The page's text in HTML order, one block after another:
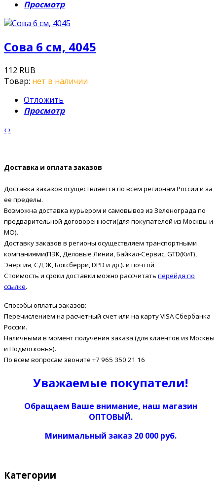
Просмотр
Сова 6 см, 4045
112 RUB
Товар: нет в наличии
Отложить
Просмотр
‹›
Доставка и оплата заказов
Доставка заказов осуществляется по всем регионам России и за
ее пределы.
Возможна доставка курьером и самовывоз из Зеленограда по
предварительной договоренности(для покупателей из Москвы и
МО).
Доставку заказов в регионы осуществляем транспортными
компаниями(ПЭК, Деловые Линии, Байкал-Сервис, GTD(КиТ),
Энергия, СДЭК, Боксберри, DPD и др.). и почтой
Стоимость и сроки доставки можно рассчитать перейдя по
ссылке.
Способы оплаты заказов:
Перечислением на расчетный счет или на карту VISA Сбербанка
России.
Наличными в момент получения заказа (для клиентов из Москвы
и Подмосковья).
По всем вопросам звоните +7 965 350 21 16
Уважаемые покупатели!
Обращаем Ваше внимание, наш магазин
ОПТОВЫЙ.
Минимальный заказ 20 000 руб.
Категории